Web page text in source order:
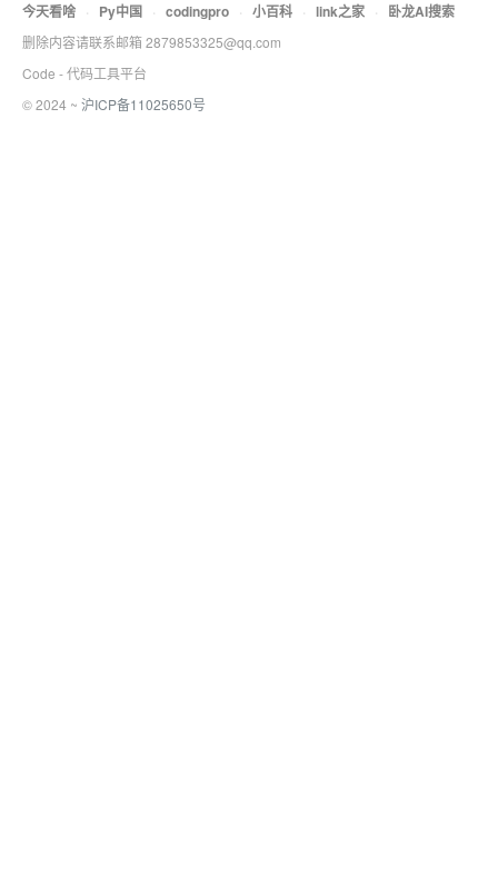
今天看啥 · Py中国 · codingpro · 小百科 · link之家 · 卧龙AI搜索
删除内容请联系邮箱 2879853325@qq.com
Code - 代码工具平台
© 2024 ~ 沪ICP备11025650号